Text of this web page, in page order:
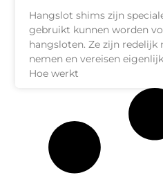
Hangslot shims zijn
gebruikt kunnen worden
hangsloten. Ze zijn
nemen en vereisen
Hoe werkt